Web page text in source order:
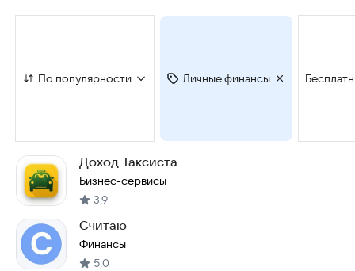
По популярности Личные финансы
Доход Таксиста
Бизнес-сервисы
3,9
Считаю
Финансы
5,0